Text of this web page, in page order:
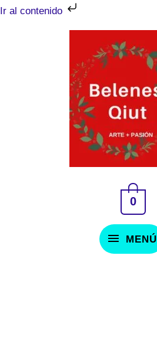
Ir al contenido
Ir
MENÚ
MENÚ
0